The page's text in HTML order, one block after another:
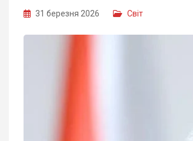
31 березня 2026 Світ